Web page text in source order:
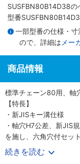
SUSFBN80B14D38の
型番
一部型番の仕様・
ので、詳細は メー
商品情報
標準チェーン80用、軸
【特長】
・新JISキー溝仕様
・軸穴H7公差、新JIS
を施し、六角穴付セッ
・ステンレスGB304
【用途】
続きを読む